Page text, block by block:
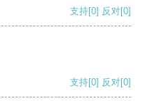
支持[0] 反对[0]
支持[0] 反对[0]